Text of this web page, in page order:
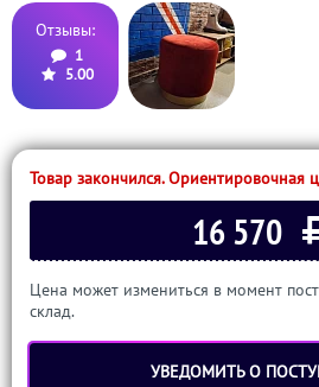
Отзывы:
1
5.00
Товар закончился. Ориентировочная
16 570
Цена может измениться в момент
склад.
УВЕДОМИТЬ О